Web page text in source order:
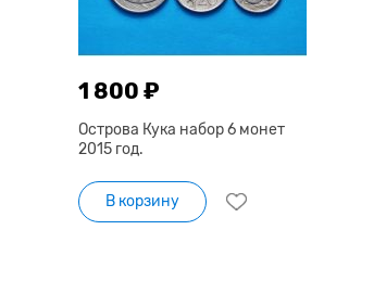
1 800 ₽
Острова Кука набор 6 монет
2015 год.
В корзину